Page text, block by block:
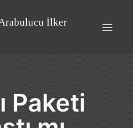
İlker
Paketi